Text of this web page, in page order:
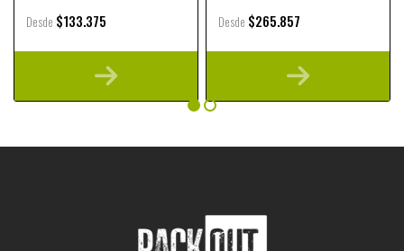
Desde $133.375 Desde $265.857